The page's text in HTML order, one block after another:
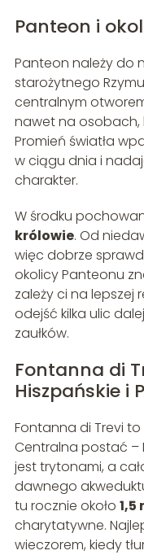
Panteon i
Panteon należy do
starożytnego
centralnym
nawet na osobach,
Promień światła
w ciągu dnia i
charakter.
W środku
królowie. Od
więc dobrze
okolicy Panteonu
zależy ci na lepszej
odejść kilka ulic
zaułków.
Fontanna di
Hiszpańskie i
Fontanna di Trevi to
Centralna postać –
jest trytonami, a
dawnego
tu rocznie około 1,5
charytatywne.
wieczorem, kiedy